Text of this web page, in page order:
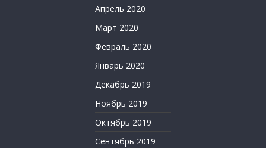
Апрель 2020
Март 2020
Февраль 2020
Январь 2020
Декабрь 2019
Ноябрь 2019
Октябрь 2019
Сентябрь 2019